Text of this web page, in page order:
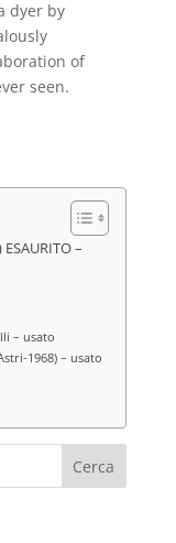
dyer by
of
seen.
–
– usato
1968) – usato